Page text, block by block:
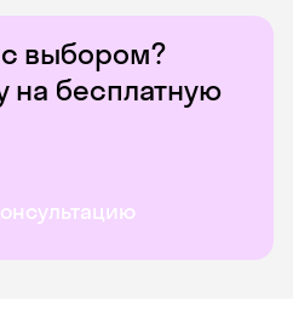
выбором?
на бесплатную